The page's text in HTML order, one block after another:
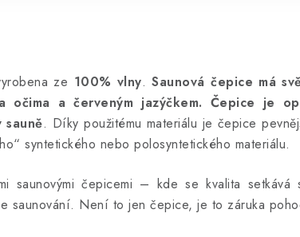
ze 100% vlny.Saunová čepice má
a červeným jazýčkem. Čepice je
. Díky použitému materiálu je čepice
syntetického nebo polosyntetického materiálu.
saunovými čepicemi – kde se kvalita
saunování. Není to jen čepice, je to záruka